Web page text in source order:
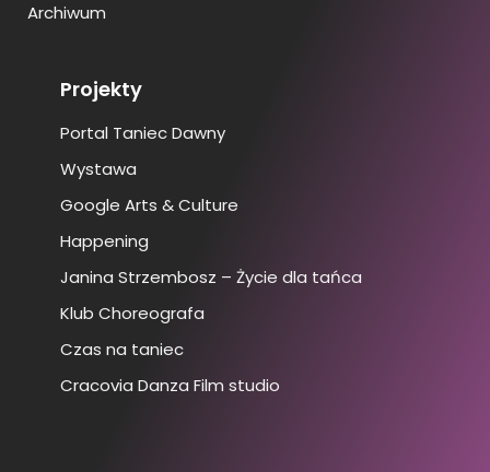
Archiwum
Projekty
Portal Taniec Dawny
Wystawa
Google Arts & Culture
Happening
Janina Strzembosz – Życie dla tańca
Klub Choreografa
Czas na taniec
Cracovia Danza Film studio